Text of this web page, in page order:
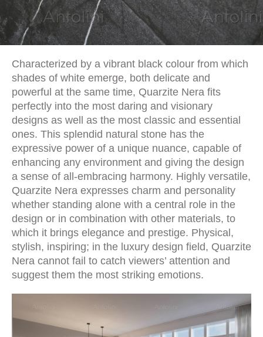
Characterized by a vibrant black colour from which
shades of white emerge, both delicate and
powerful at the same time, Quarzite Nera fits
perfectly into the most daring and visionary
designs as well as the most classic and essential
ones. This splendid natural stone has the
expressive power of a unique nuance, capable of
enhancing any environment and giving the design
a sense of all-embracing harmony. Highly versatile,
Quarzite Nera expresses charm and personality
whether standing alone with a central role in the
design or in combination with other materials, to
which it brings elegance and prestige. Physical,
stylish, inspiring; in the luxury design field, Quarzite
Nera cannot fail to catch viewers’ attention and
suggest them the most striking emotions.